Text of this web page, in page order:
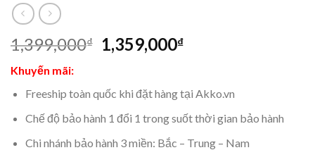
1,399,000₫ 1,359,000₫
Khuyến mãi:
Freeship toàn quốc khi đặt hàng tại Akko.vn
Chế độ bảo hành 1 đổi 1 trong suốt thời gian bảo hành
Chi nhánh bảo hành 3 miền: Bắc – Trung – Nam